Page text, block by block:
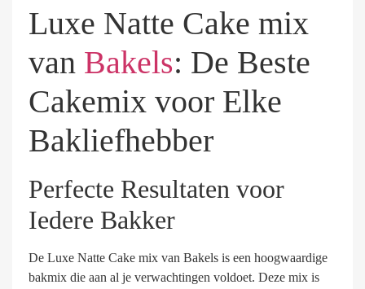
Luxe Natte Cake mix
van Bakels: De Beste
Cakemix voor Elke
Bakliefhebber
Perfecte Resultaten voor
Iedere Bakker
De Luxe Natte Cake mix van Bakels is een hoogwaardige
bakmix die aan al je verwachtingen voldoet. Deze mix is